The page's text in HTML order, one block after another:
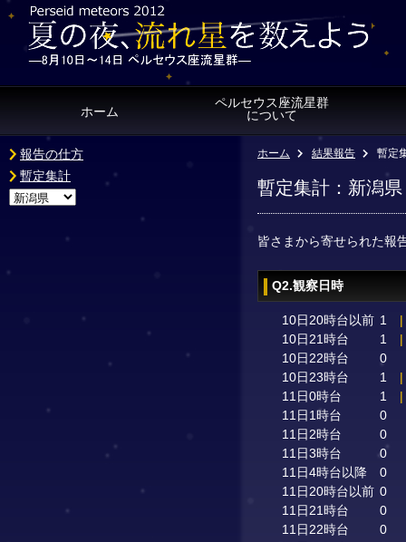
ホーム
ペルセウス座流星群
について
報告の仕方
暫定集計
ホーム 結果報告 暫定
暫定集計：新潟県
皆さまから寄せられた報
Q2.観察日時
10日20時台以前 1 |
10日21時台
1 |
10日22時台
0
10日23時台
1 |
11日0時台
1 |
11日1時台
0
11日2時台
0
11日3時台
0
11日4時台以降
0
11日20時台以前 0
11日21時台
0
11日22時台
0